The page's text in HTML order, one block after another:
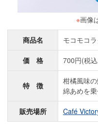
※画像
商品名 モコモコ
価 格 700円(税
特 徴
柑橘風味
綿あめを
販売場所 Café